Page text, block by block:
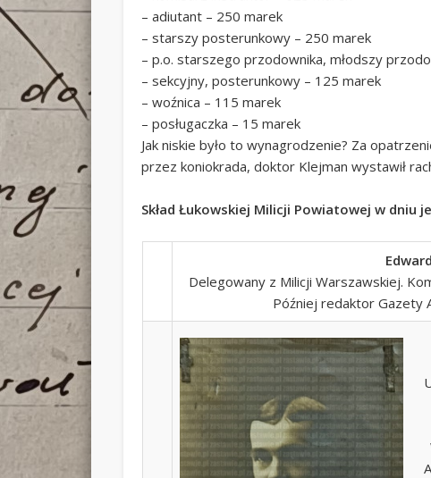
– adiutant – 250 marek
– starszy posterunkowy – 250 marek
– p.o. starszego przodownika, młodszy
– sekcyjny, posterunkowy – 125 marek
– woźnica – 115 marek
– posługaczka – 15 marek
Jak niskie było to wynagrodzenie? Za
przez koniokrada, doktor Klejman wystawił
Skład Łukowskiej Milicji Powiatowej w dniu
Delegowany z Milicji Warszawskiej.
Później redaktor Gazety